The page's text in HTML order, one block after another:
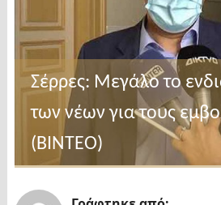
Σέρρες: Μεγάλο το
των νέων για τους
(ΒΙΝΤΕΟ)